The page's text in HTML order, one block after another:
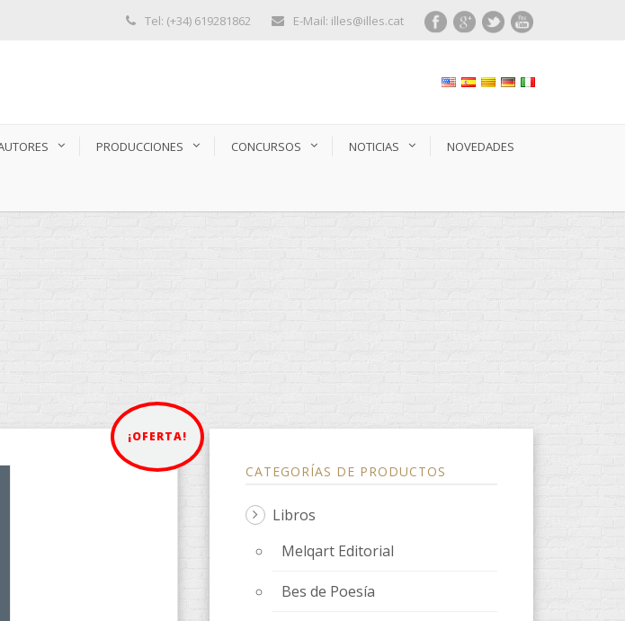
Tel: (+34) 619281862 E-Mail: illes@illes.cat
PRODUCCIONES CONCURSOS NOTICIAS NOVEDADES
¡OFERTA!
CATEGORÍAS DE PRODUCTOS
Libros
Melqart Editorial
Bes de Poesía